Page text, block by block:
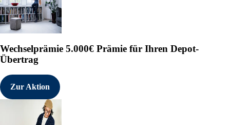
Wechselprämie 5.000€ Prämie für Ihren Depot-
Übertrag
Zur Aktion